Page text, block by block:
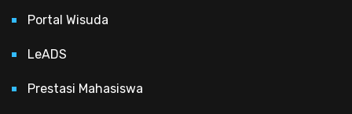
Portal Wisuda
LeADS
Prestasi Mahasiswa